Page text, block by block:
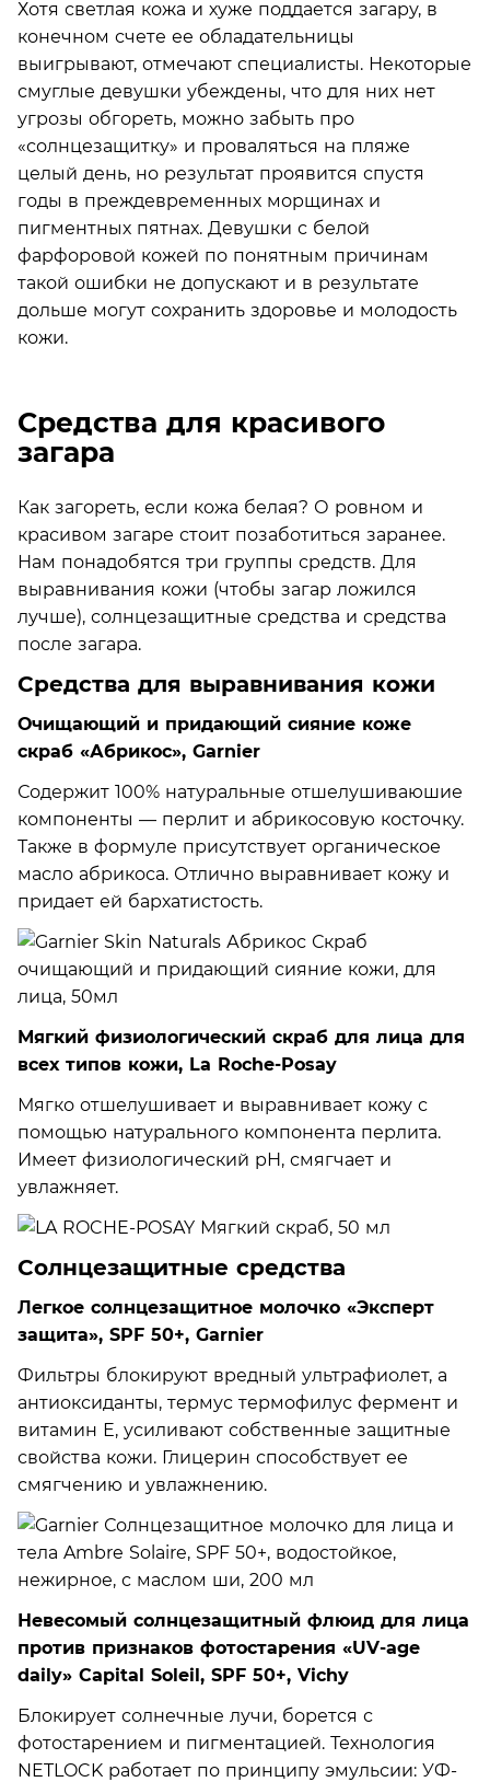
Хотя светлая кожа и хуже поддается загару, в
конечном счете ее обладательницы
выигрывают, отмечают специалисты. Некоторые
смуглые девушки убеждены, что для них нет
угрозы обгореть, можно забыть про
«солнцезащитку» и проваляться на пляже
целый день, но результат проявится спустя
годы в преждевременных морщинах и
пигментных пятнах. Девушки с белой
фарфоровой кожей по понятным причинам
такой ошибки не допускают и в результате
дольше могут сохранить здоровье и молодость
кожи.
Средства для красивого
загара
Как загореть, если кожа белая? О ровном и
красивом загаре стоит позаботиться заранее.
Нам понадобятся три группы средств. Для
выравнивания кожи (чтобы загар ложился
лучше), солнцезащитные средства и средства
после загара.
Средства для выравнивания кожи
Очищающий и придающий сияние коже
скраб «Абрикос», Garnier
Содержит 100% натуральные отшелушиваюшие
компоненты — перлит и абрикосовую косточку.
Также в формуле присутствует органическое
масло абрикоса. Отлично выравнивает кожу и
придает ей бархатистость.
Мягкий физиологический скраб для лица для
всех типов кожи, La Roche-Posay
Мягко отшелушивает и выравнивает кожу с
помощью натурального компонента перлита.
Имеет физиологический рН, смягчает и
увлажняет.
Солнцезащитные средства
Легкое солнцезащитное молочко «Эксперт
защита», SPF 50+, Garnier
Фильтры блокируют вредный ультрафиолет, а
антиоксиданты, термус термофилус фермент и
витамин Е, усиливают собственные защитные
свойства кожи. Глицерин способствует ее
смягчению и увлажнению.
Невесомый солнцезащитный флюид для лица
против признаков фотостарения «UV-age
daily» Capital Soleil, SPF 50+, Vichy
Блокирует солнечные лучи, борется с
фотостарением и пигментацией. Технология
NETLOCK работает по принципу эмульсии: УФ-